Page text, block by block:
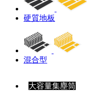
硬質地板
混合型
大容量集塵筒